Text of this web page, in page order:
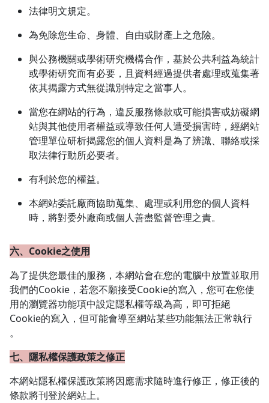
法律明文規定。
為免除您生命、身體、自由或財產上之危險。
與公務機關或學術研究機構合作，基於公共利益為統計
或學術研究而有必要，且資料經過提供者處理或蒐集著
依其揭露方式無從識別特定之當事人。
當您在網站的行為，違反服務條款或可能損害或妨礙網
站與其他使用者權益或導致任何人遭受損害時，經網站
管理單位研析揭露您的個人資料是為了辨識、聯絡或採
取法律行動所必要者。
有利於您的權益。
本網站委託廠商協助蒐集、處理或利用您的個人資料
時，將對委外廠商或個人善盡監督管理之責。
六、Cookie之使用
為了提供您最佳的服務，本網站會在您的電腦中放置並取用
我們的Cookie，若您不願接受Cookie的寫入，您可在您使
用的瀏覽器功能項中設定隱私權等級為高，即可拒絕
Cookie的寫入，但可能會導至網站某些功能無法正常執行
。
七、隱私權保護政策之修正
本網站隱私權保護政策將因應需求隨時進行修正，修正後的
條款將刊登於網站上。